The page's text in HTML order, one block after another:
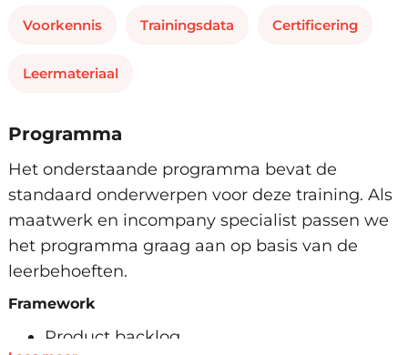
Voorkennis Trainingsdata Certificering
Leermateriaal
Programma
Het onderstaande programma bevat de
standaard onderwerpen voor deze training. Als
maatwerk en incompany specialist passen we
het programma graag aan op basis van de
leerbehoeften.
Framework
Product backlog